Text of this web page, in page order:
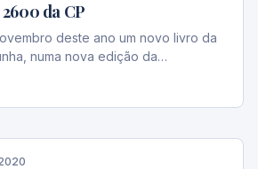
da CP
deste ano um novo livro da
numa nova edição da…